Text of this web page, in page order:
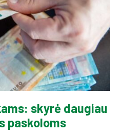
skyrė daugiau
paskoloms